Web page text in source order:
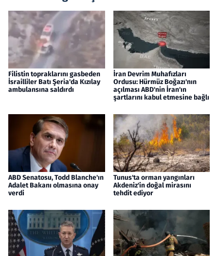
Filistin topraklarını gasbeden
İsrailliler Batı Şeria'da Kızılay
ambulansına saldırdı
İran Devrim Muhafızları
Ordusu: Hürmüz Boğazı'nın
açılması ABD'nin İran'ın
şartlarını kabul etmesine bağlı
ABD Senatosu, Todd Blanche'ın
Adalet Bakanı olmasına onay
verdi
Tunus'ta orman yangınları
Akdeniz'in doğal mirasını
tehdit ediyor